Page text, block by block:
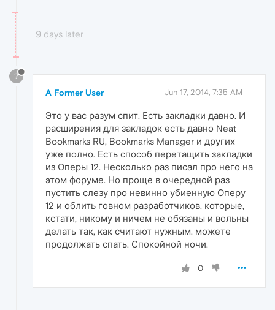
9 days later
?
A Former User Jun 17, 2014, 7:35 AM
Это у вас разум спит. Есть закладки давно. И
расширения для закладок есть давно Neat
Bookmarks RU, Bookmarks Manager и других
уже полно. Есть способ перетащить закладки
из Оперы 12. Несколько раз писал про него на
этом форуме. Но проще в очередной раз
пустить слезу про невинно убиенную Оперу
12 и облить говном разработчиков, которые,
кстати, никому и ничем не обязаны и вольны
делать так, как считают нужным. можете
продолжать спать. Спокойной ночи.
0